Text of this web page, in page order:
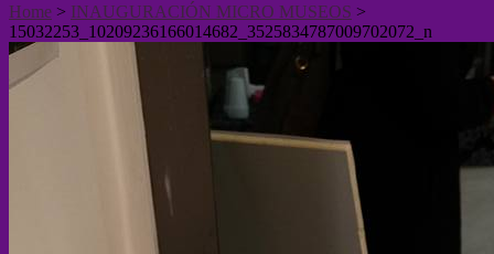
Home > INAUGURACIÓN MICRO MUSEOS >
15032253_10209236166014682_3525834787009702072_n